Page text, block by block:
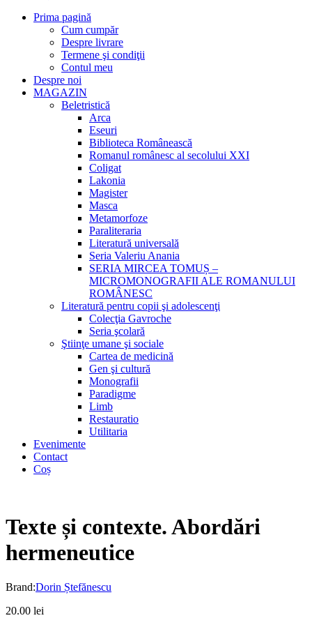
Prima pagină
Cum cumpăr
Despre livrare
Termene şi condiţii
Contul meu
Despre noi
MAGAZIN
Beletristică
Arca
Eseuri
Biblioteca Românească
Romanul românesc al secolului XXI
Coligat
Lakonia
Magister
Masca
Metamorfoze
Paraliteraria
Literatură universală
Seria Valeriu Anania
SERIA MIRCEA TOMUȘ –
MICROMONOGRAFII ALE ROMANULUI
ROMÂNESC
Literatură pentru copii şi adolescenţi
Colecţia Gavroche
Seria şcolară
Ştiinţe umane şi sociale
Cartea de medicină
Gen şi cultură
Monografii
Paradigme
Limb
Restauratio
Utilitaria
Evenimente
Contact
Coș
Texte și contexte. Abordări
hermeneutice
Brand:Dorin Ștefănescu
20.00 lei